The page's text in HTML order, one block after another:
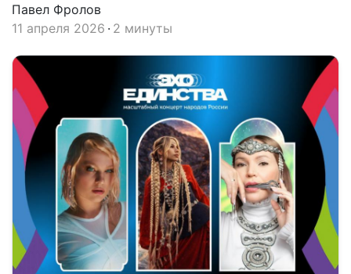
Павел Фролов
11 апреля 2026 2 минуты